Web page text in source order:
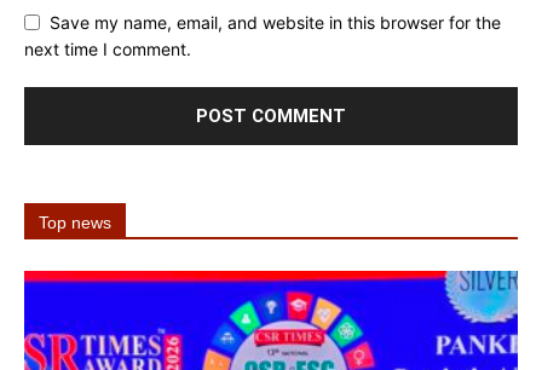
Save my name, email, and website in this browser for the
next time I comment.
Top news